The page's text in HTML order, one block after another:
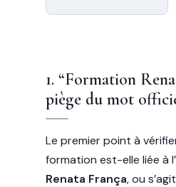
1. “Formation
piège du mot
Le premier point à
formation est-elle liée à
Renata França, ou